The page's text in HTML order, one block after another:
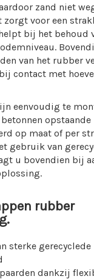
zand niet
zorgt voor een
bij het behoud
van het rubber
contact met
eenvoudig te
opstaande
op maat of per
gebruik van
u bovendien bij
rubber
sterke gerecyclede
dankzij